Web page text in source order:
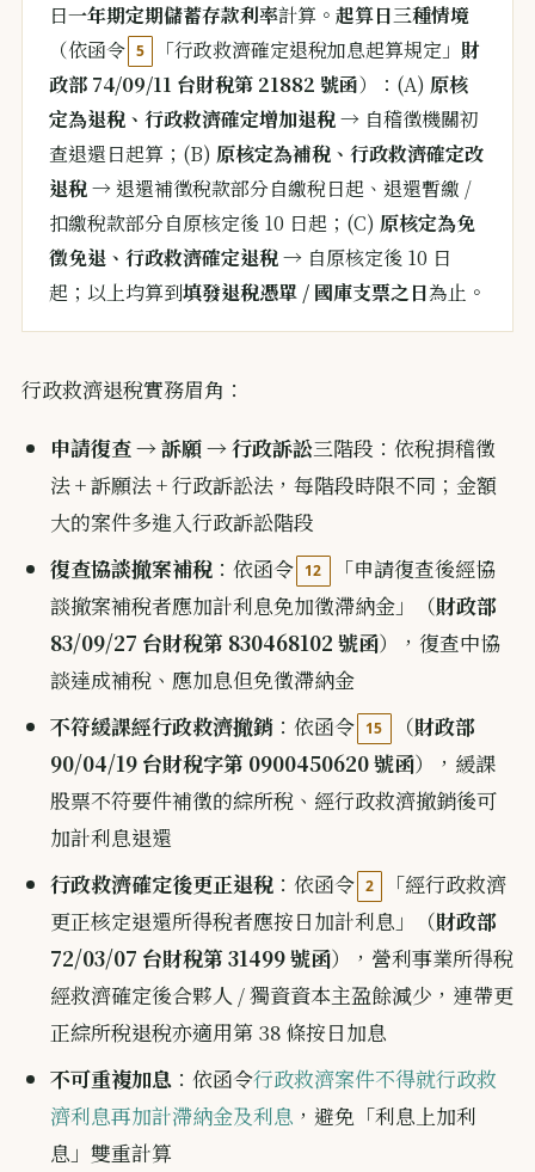
日一年期定期儲蓄存款利率計算。 起算日三種情境
（依函令 5 「行政救濟確定退稅加息起算規定」 財
政部 74/09/11 台財稅第 21882 號函）：(A) 原核
定為退稅、行政救濟確定增加退稅→ 自稽徵機關初
查退還日起算；(B) 原核定為補稅、行政救濟確定改
退稅→ 退還補徵稅款部分自繳稅日起、退還暫繳 /
扣繳稅款部分自原核定後 10 日起；(C) 原核定為免
徵免退、行政救濟確定退稅→ 自原核定後 10 日
起；以上均算到填發退稅憑單 / 國庫支票之日為止。
行政救濟退稅實務眉角：
申請復查 → 訴願 → 行政訴訟三階段：依稅捐稽徵
法 + 訴願法 + 行政訴訟法，每階段時限不同；金額
大的案件多進入行政訴訟階段
復查協談撤案補稅 ：依函令 12
「申請復查後經協
談撤案補稅者應加計利息免加徵滯納金」（財政部
83/09/27 台財稅第 830468102 號函），復查中協
談達成補稅、應加息但免徵滯納金
不符緩課經行政救濟撤銷 ：依函令 15 （財政部
90/04/19 台財稅字第 0900450620 號函），緩課
股票不符要件補徵的綜所稅、經行政救濟撤銷後可
加計利息退還
行政救濟確定後更正退稅 ：依函令 2
「經行政救濟
更正核定退還所得稅者應按日加計利息」（財政部
72/03/07 台財稅第 31499 號函），營利事業所得稅
經救濟確定後合夥人 / 獨資資本主盈餘減少，連帶更
正綜所稅退稅亦適用第 38 條按日加息
不可重複加息 ：依函令行政救濟案件不得就行政救
濟利息再加計滯納金及利息 ，避免「利息上加利
息」雙重計算